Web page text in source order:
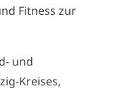
Fitness zur
und
Kreises,